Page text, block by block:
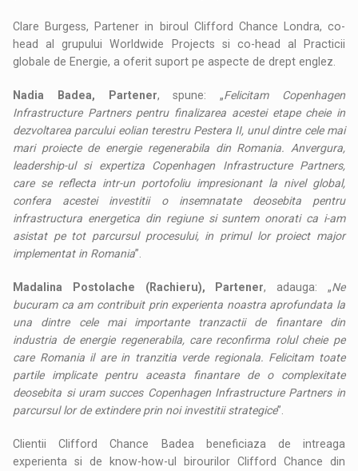
Clare Burgess, Partener in biroul Clifford Chance Londra, co-
head al grupului Worldwide Projects si co-head al Practicii
globale de Energie, a oferit suport pe aspecte de drept englez.
Nadia Badea, Partener, spune: „Felicitam Copenhagen
Infrastructure Partners pentru finalizarea acestei etape cheie in
dezvoltarea parcului eolian terestru Pestera II, unul dintre cele mai
mari proiecte de energie regenerabila din Romania. Anvergura,
leadership-ul si expertiza Copenhagen Infrastructure Partners,
care se reflecta intr-un portofoliu impresionant la nivel global,
confera acestei investitii o insemnatate deosebita pentru
infrastructura energetica din regiune si suntem onorati ca i-am
asistat pe tot parcursul procesului, in primul lor proiect major
implementat in Romania”.
Madalina Postolache (Rachieru), Partener, adauga: „Ne
bucuram ca am contribuit prin experienta noastra aprofundata la
una dintre cele mai importante tranzactii de finantare din
industria de energie regenerabila, care reconfirma rolul cheie pe
care Romania il are in tranzitia verde regionala. Felicitam toate
partile implicate pentru aceasta finantare de o complexitate
deosebita si uram succes Copenhagen Infrastructure Partners in
parcursul lor de extindere prin noi investitii strategice”.
Clientii Clifford Chance Badea beneficiaza de intreaga
experienta si de know-how-ul birourilor Clifford Chance din